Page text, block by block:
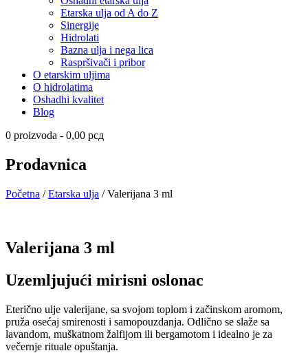
Etarska ulja od A do Z
Sinergije
Hidrolati
Bazna ulja i nega lica
Raspršivači i pribor
O etarskim uljima
O hidrolatima
Oshadhi kvalitet
Blog
0 proizvoda - 0,00 рсд
Prodavnica
Početna /Etarska ulja / Valerijana 3 ml
Valerijana 3 ml
Uzemljujući mirisni oslonac
Eterično ulje valerijane, sa svojom toplom i začinskom aromom,
pruža osećaj smirenosti i samopouzdanja. Odlično se slaže sa
lavandom, muškatnom žalfijom ili bergamotom i idealno je za
večernje rituale opuštanja.